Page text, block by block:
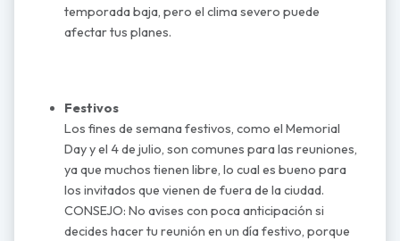
temporada baja, pero el clima severo puede
afectar tus planes.
Festivos
Los fines de semana festivos, como el Memorial
Day y el 4 de julio, son comunes para las reuniones,
ya que muchos tienen libre, lo cual es bueno para
los invitados que vienen de fuera de la ciudad.
CONSEJO: No avises con poca anticipación si
decides hacer tu reunión en un día festivo, porque